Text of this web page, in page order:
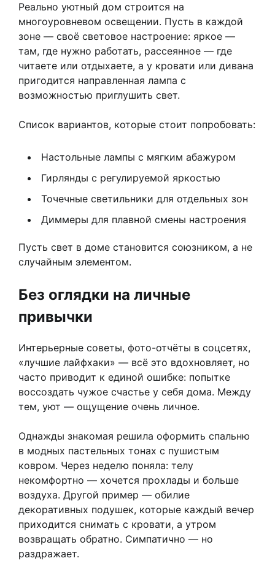
Реально уютный дом строится на
многоуровневом освещении. Пусть в каждой
зоне — своё световое настроение: яркое —
там, где нужно работать, рассеянное — где
читаете или отдыхаете, а у кровати или дивана
пригодится направленная лампа с
возможностью приглушить свет.
Список вариантов, которые стоит попробовать:
Настольные лампы с мягким абажуром
Гирлянды с регулируемой яркостью
Точечные светильники для отдельных зон
Диммеры для плавной смены настроения
Пусть свет в доме становится союзником, а не
случайным элементом.
Без оглядки на личные
привычки
Интерьерные советы, фото-отчёты в соцсетях,
«лучшие лайфхаки» — всё это вдохновляет, но
часто приводит к единой ошибке: попытке
воссоздать чужое счастье у себя дома. Между
тем, уют — ощущение очень личное.
Однажды знакомая решила оформить спальню
в модных пастельных тонах с пушистым
ковром. Через неделю поняла: телу
некомфортно — хочется прохлады и больше
воздуха. Другой пример — обилие
декоративных подушек, которые каждый вечер
приходится снимать с кровати, а утром
возвращать обратно. Симпатично — но
раздражает.